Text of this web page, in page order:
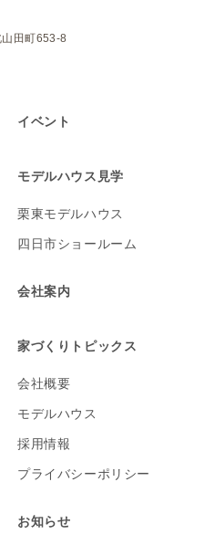
田町653-8
イベント
モデルハウス見学
栗東モデルハウス
四日市ショールーム
会社案内
家づくりトピックス
会社概要
モデルハウス
採用情報
プライバシーポリシー
お知らせ